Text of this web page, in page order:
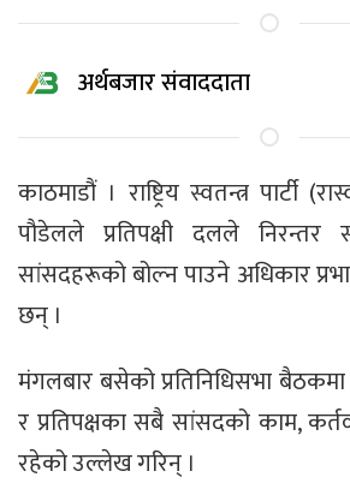
अर्थबजार संवाददाता
काठमाडौं । राष्ट्रिय स्वतन्त्र पार्टी
पौडेलले प्रतिपक्षी दलले निरन्तर
सांसदहरूको बोल्न पाउने अधिकार
छन् ।
मंगलबार बसेको प्रतिनिधिसभा
र प्रतिपक्षका सबै सांसदको काम,
रहेको उल्लेख गरिन् ।